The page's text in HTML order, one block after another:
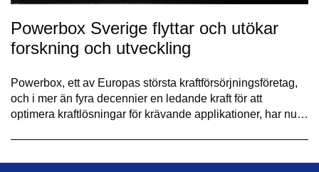
Powerbox Sverige flyttar och utökar
forskning och utveckling
Powerbox, ett av Europas största kraftförsörjningsföretag,
och i mer än fyra decennier en ledande kraft för att
optimera kraftlösningar för krävande applikationer, har nu…